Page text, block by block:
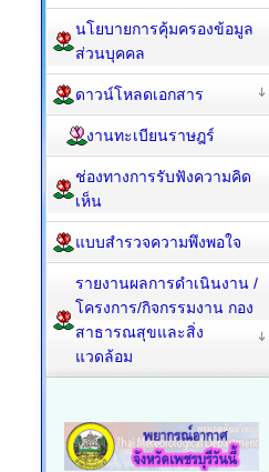
นโยบายการคุ้มครองข้อมูล
ส่วนบุคคล
ดาวน์โหลดเอกสาร
งานทะเบียนราษฎร์
ช่องทางการรับฟังความคิด
เห็น
แบบสำรวจความพึงพอใจ
รายงานผลการดำเนินงาน /
โครงการ/กิจกรรมงาน กอง
สาธารณสุขและสิ่ง
แวดล้อม